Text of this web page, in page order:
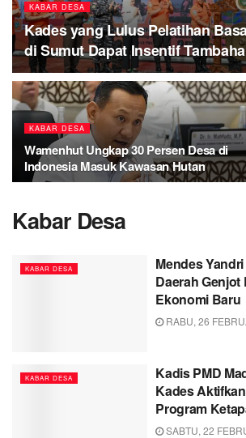
KABAR DESA
Kades yang Lulus Pelatihan
di Sumut Dapat Insentif
KABAR DESA
Wamenhut Ungkap 30 Persen Desa di
Indonesia Masuk Kawasan Hutan
Kabar Desa
KABAR DESA
Mendes
Daerah Genjot
Ekonomi Baru
RABU, 26
KABAR DESA
Kadis PMD
Kades
Program
SABTU, 22